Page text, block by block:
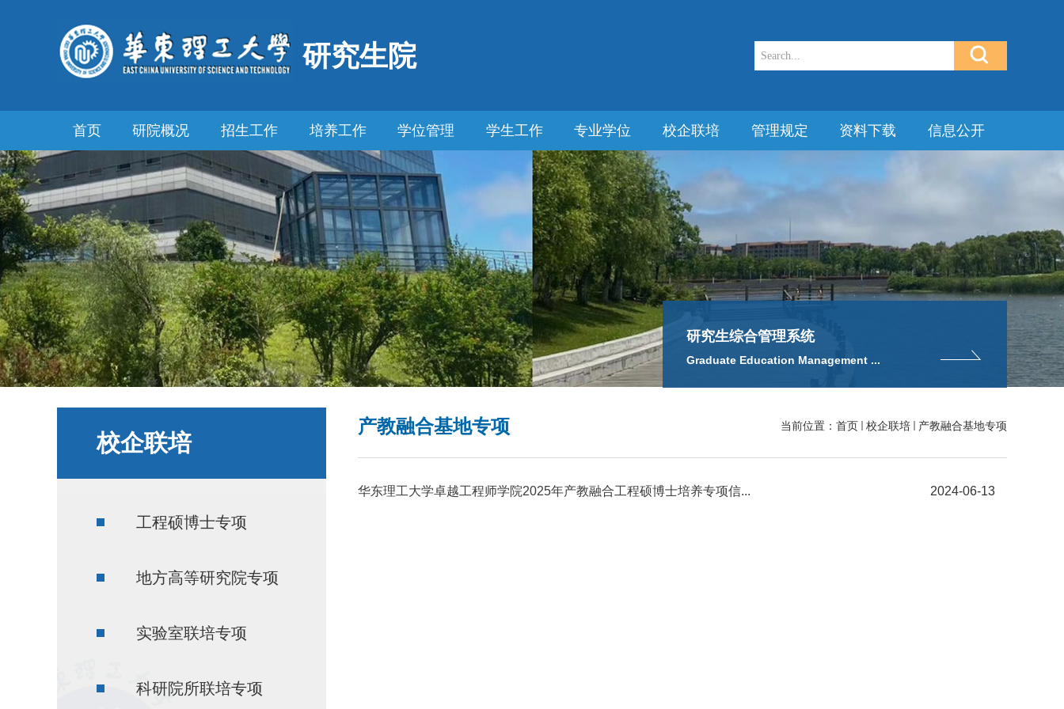
研究生院
首页 研院概况 招生工作 培养工作 学位管理 学生工作 专业学位 校企联培 管理规定 资料下载 信息公开
研究生综合管理系统
Graduate Education Management ...
校企联培
工程硕博士专项
地方高等研究院专项
实验室联培专项
科研院所联培专项
当前位置： 首页 校企联培 产教融合基地专项
产教融合基地专项
华东理工大学卓越工程师学院2025年产教融合工程硕博士培养专项信... 2024-06-13